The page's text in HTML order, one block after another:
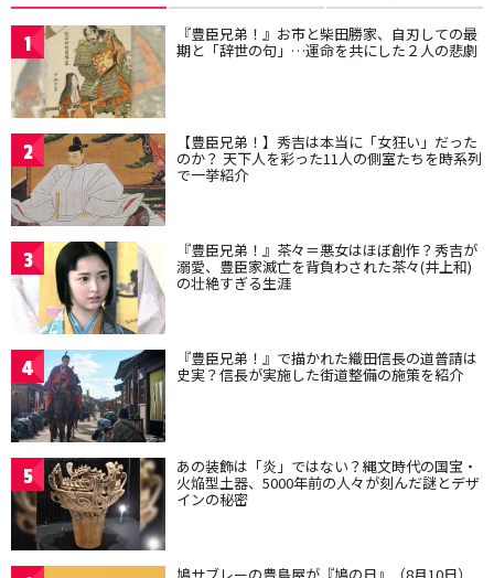
1 『豊臣兄弟！』お市と柴田勝家、自刃しての最
期と「辞世の句」…運命を共にした２人の悲劇
2 【豊臣兄弟！】秀吉は本当に「女狂い」だった
のか？ 天下人を彩った11人の側室たちを時系列
で一挙紹介
3 『豊臣兄弟！』茶々＝悪女はほぼ創作？秀吉が
溺愛、豊臣家滅亡を背負わされた茶々(井上和)
の壮絶すぎる生涯
4 『豊臣兄弟！』で描かれた織田信長の道普請は
史実？信長が実施した街道整備の施策を紹介
5 あの装飾は「炎」ではない？縄文時代の国宝・
火焔型土器、5000年前の人々が刻んだ謎とデザ
インの秘密
鳩サブレーの豊島屋が『鳩の日』（8月10日）